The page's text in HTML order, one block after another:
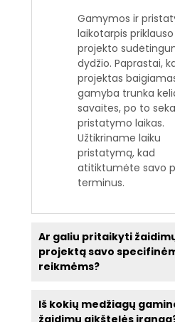
Gamymos ir
laikotarpis
projekto
dydžio. Paprastai,
projektas
gamyba trunka
savaites, po to seka
pristatymo laikas.
Užtikriname laiku
pristatymą, kad
atitiktumėte savo
terminus.
Ar galiu pritaikyti
projektą savo
reikmėms?
Iš kokių medžiagų